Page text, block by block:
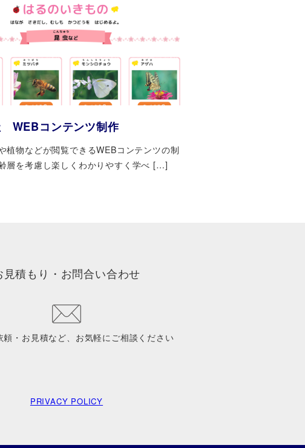
WEBコンテンツ制作
植物などが閲覧できるWEBコンテンツの制
層を考慮し楽しくわかりやすく学べ […]
見積もり・お問合い合わせ
頼・お見積など、お気軽にご相談ください
PRIVACY POLICY